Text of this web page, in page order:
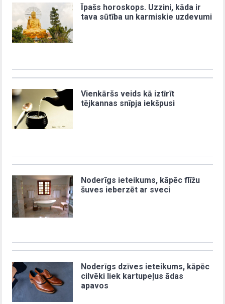
Īpašs horoskops. Uzzini, kāda ir
tava sūtība un karmiskie uzdevumi
Vienkāršs veids kā iztīrīt
tējkannas snīpja iekšpusi
Noderīgs ieteikums, kāpēc flīžu
šuves ieberzēt ar sveci
Noderīgs dzīves ieteikums, kāpēc
cilvēki liek kartupeļus ādas
apavos